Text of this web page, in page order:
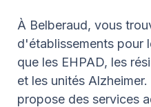
À Belberaud, vous
d'établissements pour
que les EHPAD, les
et les unités
propose des services